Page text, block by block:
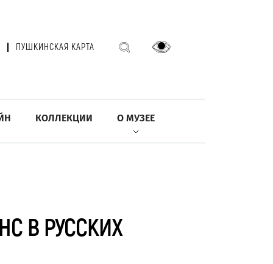
ПУШКИНСКАЯ КАРТА
КОЛЛЕКЦИИ О МУЗЕЕ
В РУССКИХ